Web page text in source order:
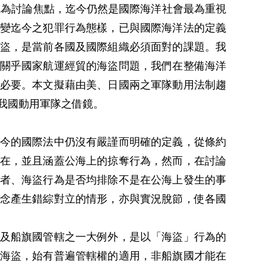
討論焦點，迄今仍然是國際海洋社會最為重視
迄今之犯罪行為態樣，已與國際海洋法的定義
，是當前各國及國際組織必須面對的課題。我
乎國家航運經貿的海盜問題，我們在整備海洋
要。本文擬藉由美、日國兩之軍隊動用法制趨
動用軍隊之借鏡。
的國際法中仍沒有嚴謹而明確的定義，從條約
，並且涵蓋公海上的掠奪行為，然而，在討論
、海盜行為是否均排除不是在公海上發生的事
產生錯綜對立的情形，亦與實況脫節，使各國
船旗國管轄之一大例外，是以「海盜」行為的
盜，始有普遍管轄權的適用，非船旗國才能在